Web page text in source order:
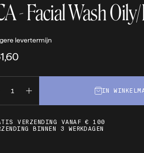
- Facial Wash
levertermijn
IN
VERZENDING VANAF € 100
BINNEN 3 WERKDAGEN